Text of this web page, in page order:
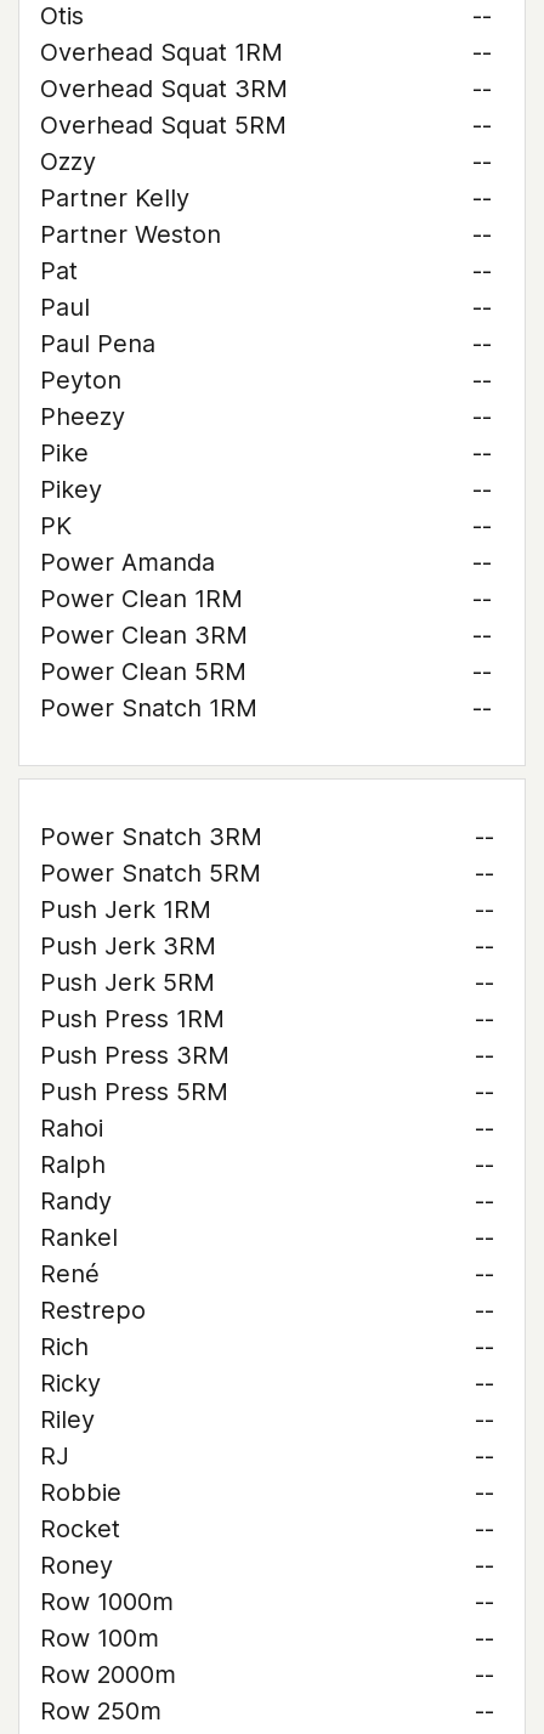
Otis
--
Overhead Squat 1RM
--
Overhead Squat 3RM
--
Overhead Squat 5RM
--
Ozzy
--
Partner Kelly
--
Partner Weston
--
Pat
--
Paul
--
Paul Pena
--
Peyton
--
Pheezy
--
Pike
--
Pikey
--
PK
--
Power Amanda
--
Power Clean 1RM
--
Power Clean 3RM
--
Power Clean 5RM
--
Power Snatch 1RM
--
Power Snatch 3RM
--
Power Snatch 5RM
--
Push Jerk 1RM
--
Push Jerk 3RM
--
Push Jerk 5RM
--
Push Press 1RM
--
Push Press 3RM
--
Push Press 5RM
--
Rahoi
--
Ralph
--
Randy
--
Rankel
--
René
--
Restrepo
--
Rich
--
Ricky
--
Riley
--
RJ
--
Robbie
--
Rocket
--
Roney
--
Row 1000m
--
Row 100m
--
Row 2000m
--
Row 250m
--